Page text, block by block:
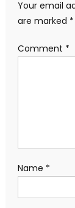
Your email
are marked *
Comment *
Name *